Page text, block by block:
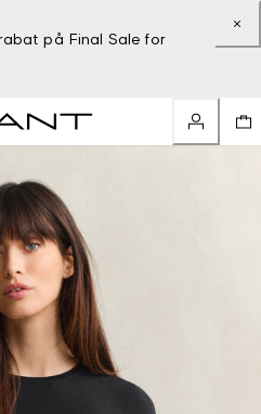
på Final Sale for